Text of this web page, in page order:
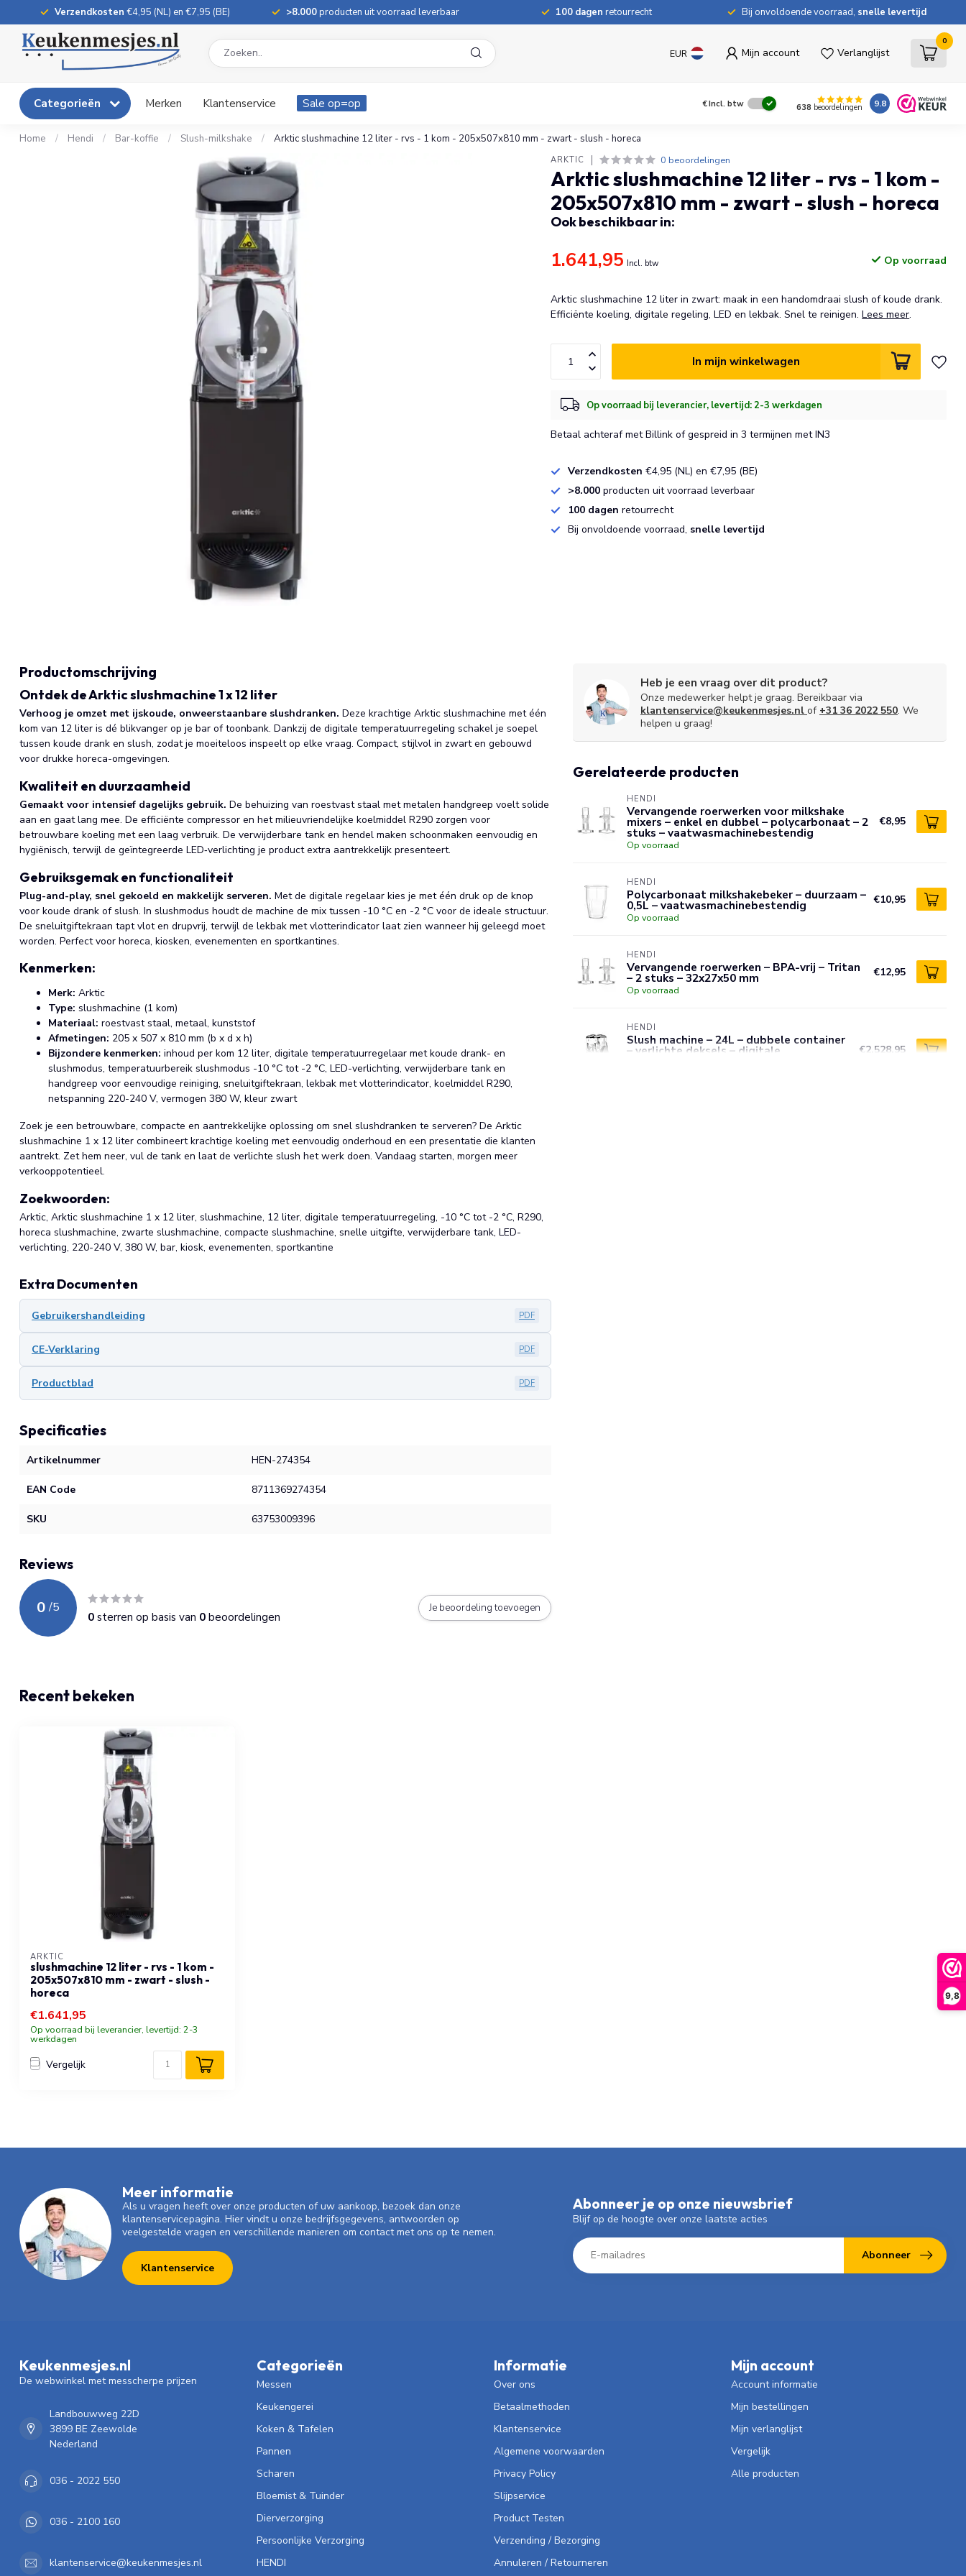
9,8
Verzendkosten €4,95 (NL) en €7,95 (BE) >8.000producten uit voorraad leverbaar 100 dagen retourrecht Bij onvoldoende voorraad, snelle levertijd
EUR Mijn account Verlanglijst
0
Categorieën Merken Klantenservice Sale op=op €Incl. btw 638 beoordelingen 9.8
Home / Hendi / Bar-koffie / Slush-milkshake / Arktic slushmachine 12 liter - rvs - 1 kom - 205x507x810 mm - zwart - slush - horeca
ARKTIC 0 beoordelingen
Arktic slushmachine 12 liter - rvs - 1 kom -
205x507x810 mm - zwart - slush - horeca
Ook beschikbaar in:
1.641,95 Incl. btw Op voorraad
Arktic slushmachine 12 liter in zwart: maak in een handomdraai slush of koude drank.
Efficiënte koeling, digitale regeling, LED en lekbak. Snel te reinigen.Lees meer.
In mijn winkelwagen
Op voorraad bij leverancier, levertijd: 2-3 werkdagen
Betaal achteraf met Billink of gespreid in 3 termijnen met IN3
Verzendkosten €4,95 (NL) en €7,95 (BE)
>8.000 producten uit voorraad leverbaar
100 dagenretourrecht
Bij onvoldoende voorraad, snelle levertijd
Productomschrijving
Ontdek de Arktic slushmachine 1 x 12 liter
Verhoog je omzet met ijskoude, onweerstaanbare slushdranken. Deze krachtige Arktic slushmachine met één
kom van 12 liter is dé blikvanger op je bar of toonbank. Dankzij de digitale temperatuurregeling schakel je soepel
tussen koude drank en slush, zodat je moeiteloos inspeelt op elke vraag. Compact, stijlvol in zwart en gebouwd
voor drukke horeca-omgevingen.
Kwaliteit en duurzaamheid
Gemaakt voor intensief dagelijks gebruik. De behuizing van roestvast staal met metalen handgreep voelt solide
aan en gaat lang mee. De efficiënte compressor en het milieuvriendelijke koelmiddel R290 zorgen voor
betrouwbare koeling met een laag verbruik. De verwijderbare tank en hendel maken schoonmaken eenvoudig en
hygiënisch, terwijl de geïntegreerde LED‑verlichting je product extra aantrekkelijk presenteert.
Gebruiksgemak en functionaliteit
Plug-and-play, snel gekoeld en makkelijk serveren. Met de digitale regelaar kies je met één druk op de knop
voor koude drank of slush. In slushmodus houdt de machine de mix tussen -10 °C en -2 °C voor de ideale structuur.
De sneluitgiftekraan tapt vlot en drupvrij, terwijl de lekbak met vlotterindicator laat zien wanneer hij geleegd moet
worden. Perfect voor horeca, kiosken, evenementen en sportkantines.
Kenmerken:
Merk: Arktic
Type: slushmachine (1 kom)
Materiaal: roestvast staal, metaal, kunststof
Afmetingen: 205 x 507 x 810 mm (b x d x h)
Bijzondere kenmerken: inhoud per kom 12 liter, digitale temperatuurregelaar met koude drank- en
slushmodus, temperatuurbereik slushmodus -10 °C tot -2 °C, LED-verlichting, verwijderbare tank en
handgreep voor eenvoudige reiniging, sneluitgiftekraan, lekbak met vlotterindicator, koelmiddel R290,
netspanning 220-240 V, vermogen 380 W, kleur zwart
Zoek je een betrouwbare, compacte en aantrekkelijke oplossing om snel slushdranken te serveren? De Arktic
slushmachine 1 x 12 liter combineert krachtige koeling met eenvoudig onderhoud en een presentatie die klanten
aantrekt. Zet hem neer, vul de tank en laat de verlichte slush het werk doen. Vandaag starten, morgen meer
verkooppotentieel.
Zoekwoorden:
Arktic, Arktic slushmachine 1 x 12 liter, slushmachine, 12 liter, digitale temperatuurregeling, -10 °C tot -2 °C, R290,
horeca slushmachine, zwarte slushmachine, compacte slushmachine, snelle uitgifte, verwijderbare tank, LED-
verlichting, 220-240 V, 380 W, bar, kiosk, evenementen, sportkantine
Extra Documenten
Gebruikershandleiding PDF
CE-Verklaring PDF
Productblad PDF
Specificaties
Artikelnummer HEN-274354
EAN Code 8711369274354
SKU 63753009396
Reviews
0 /5
0sterren op basis van 0beoordelingen
Je beoordeling toevoegen
Heb je een vraag over dit product?
Onze medewerker helpt je graag. Bereikbaar via
klantenservice@keukenmesjes.nl of +31 36 2022 550. We
helpen u graag!
Gerelateerde producten
HENDI
Vervangende roerwerken voor milkshake
mixers – enkel en dubbel – polycarbonaat – 2
stuks – vaatwasmachinebestendig
Op voorraad
€8,95
HENDI
Polycarbonaat milkshakebeker – duurzaam –
0,5L – vaatwasmachinebestendig
Op voorraad
€10,95
HENDI
Vervangende roerwerken – BPA-vrij – Tritan
– 2 stuks – 32x27x50 mm
Op voorraad
€12,95
HENDI
Slush machine – 24L – dubbele container
– verlichte deksels – digitale €2.528,95
Recent bekeken
ARKTIC
slushmachine 12 liter - rvs - 1 kom -
205x507x810 mm - zwart - slush -
horeca
€1.641,95
Op voorraad bij leverancier, levertijd: 2-3
werkdagen
Vergelijk
Meer informatie
Als u vragen heeft over onze producten of uw aankoop, bezoek dan onze
klantenservicepagina. Hier vindt u onze bedrijfsgegevens, antwoorden op
veelgestelde vragen en verschillende manieren om contact met ons op te nemen.
Klantenservice
Abonneer je op onze nieuwsbrief
Blijf op de hoogte over onze laatste acties
Abonneer
Keukenmesjes.nl
De webwinkel met messcherpe prijzen
Landbouwweg 22D
3899 BE Zeewolde
Nederland
036 - 2022 550
036 - 2100 160
klantenservice@keukenmesjes.nl
Categorieën
Messen
Keukengerei
Koken & Tafelen
Pannen
Scharen
Bloemist & Tuinder
Dierverzorging
Persoonlijke Verzorging
HENDI
Informatie
Over ons
Betaalmethoden
Klantenservice
Algemene voorwaarden
Privacy Policy
Slijpservice
Product Testen
Verzending / Bezorging
Annuleren / Retourneren
Mijn account
Account informatie
Mijn bestellingen
Mijn verlanglijst
Vergelijk
Alle producten